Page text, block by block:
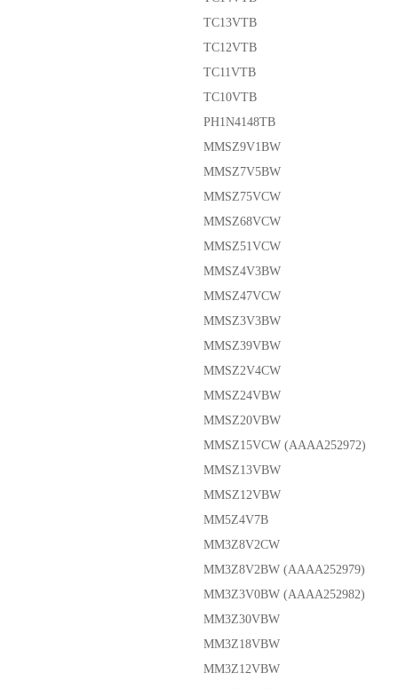
TC13VTB
TC12VTB
TC11VTB
TC10VTB
PH1N4148TB
MMSZ9V1BW
MMSZ7V5BW
MMSZ75VCW
MMSZ68VCW
MMSZ51VCW
MMSZ4V3BW
MMSZ47VCW
MMSZ3V3BW
MMSZ39VBW
MMSZ2V4CW
MMSZ24VBW
MMSZ20VBW
MMSZ15VCW (AAAA252972)
MMSZ13VBW
MMSZ12VBW
MM5Z4V7B
MM3Z8V2CW
MM3Z8V2BW (AAAA252979)
MM3Z3V0BW (AAAA252982)
MM3Z30VBW
MM3Z18VBW
MM3Z12VBW